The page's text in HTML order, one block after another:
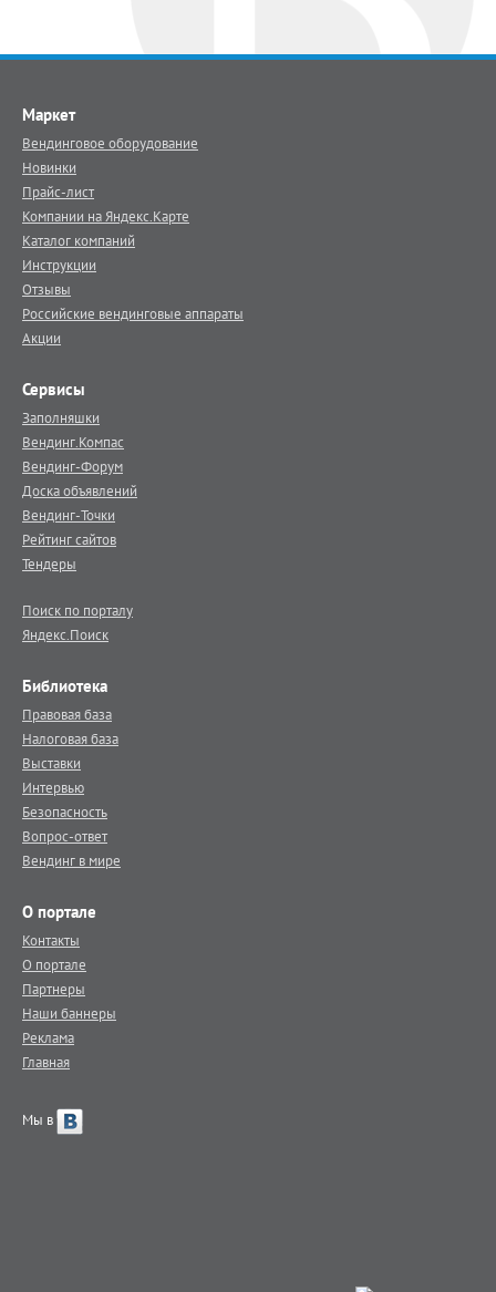
Маркет
Вендинговое оборудование
Новинки
Прайс-лист
Компании на Яндекс.Карте
Каталог компаний
Инструкции
Отзывы
Российские вендинговые аппараты
Акции
Сервисы
Заполняшки
Вендинг.Компас
Вендинг-Форум
Доска объявлений
Вендинг-Точки
Рейтинг сайтов
Тендеры
Поиск по порталу
Яндекс.Поиск
Библиотека
Правовая база
Налоговая база
Выставки
Интервью
Безопасность
Вопрос-ответ
Вендинг в мире
О портале
Контакты
О портале
Партнеры
Наши баннеры
Реклама
Главная
Мы в